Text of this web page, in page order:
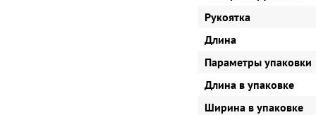
Рукоятка
Длина
Параметры упаковки
Длина в упаковке
Ширина в упаковке